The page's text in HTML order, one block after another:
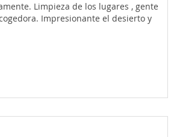
Limpieza de los lugares , gente
Impresionante el desierto y